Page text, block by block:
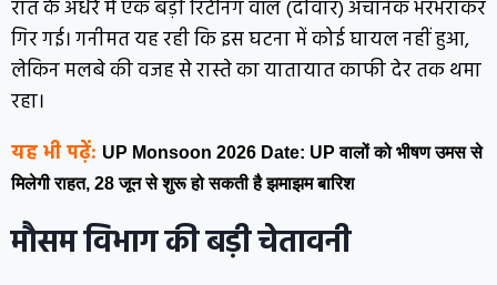
रात के अंधेरे में एक बड़ी रिटेनिंग वॉल (दीवार) अचानक भरभराकर
गिर गई। गनीमत यह रही कि इस घटना में कोई घायल नहीं हुआ,
लेकिन मलबे की वजह से रास्ते का यातायात काफी देर तक थमा
रहा।
यह भी पढ़ें: UP Monsoon 2026 Date: UP वालों को भीषण उमस से
मिलेगी राहत, 28 जून से शुरू हो सकती है झमाझम बारिश
मौसम विभाग की बड़ी चेतावनी